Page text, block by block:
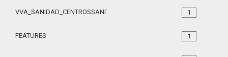
1
VVA_SANIDAD_CENTROSSANITARIOS_105
1
FEATURES